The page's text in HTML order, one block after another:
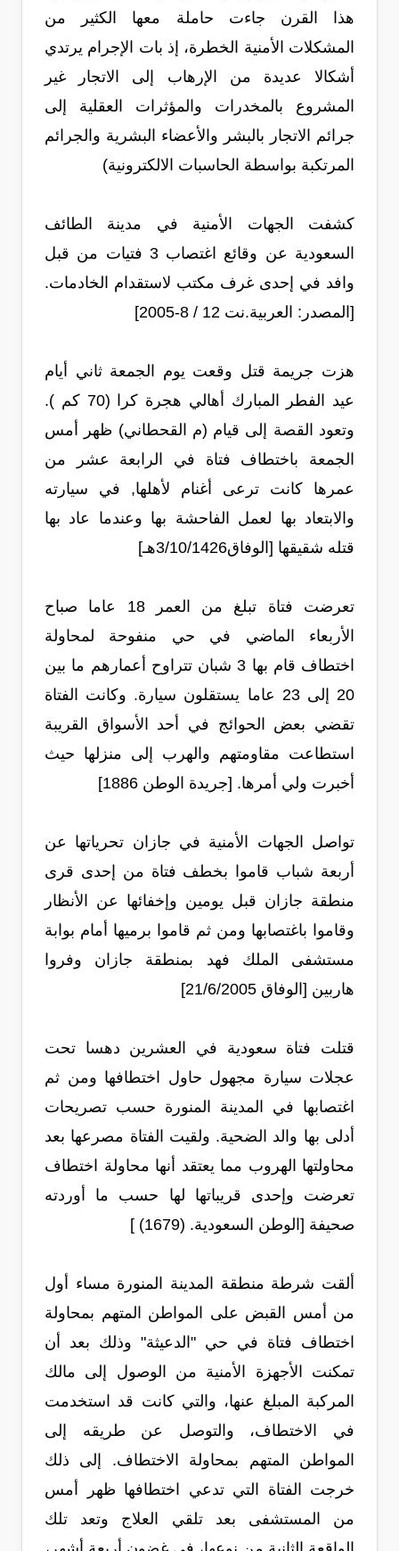
هذا القرن جاءت حاملة معها الكثير من
المشكلات الأمنية الخطرة، إذ بات الإجرام يرتدي
أشكالا عديدة من الإرهاب إلى الاتجار غير
المشروع بالمخدرات والمؤثرات العقلية إلى
جرائم الاتجار بالبشر والأعضاء البشرية والجرائم
المرتكبة بواسطة الحاسبات الالكترونية)
كشفت الجهات الأمنية في مدينة الطائف
السعودية عن وقائع اغتصاب 3 فتيات من قبل
وافد في إحدى غرف مكتب لاستقدام الخادمات.
[المصدر: العربية.نت 12 / 8-2005]
هزت جريمة قتل وقعت يوم الجمعة ثاني أيام
عيد الفطر المبارك أهالي هجرة كرا (70 كم ).
وتعود القصة إلى قيام (م القحطاني) ظهر أمس
الجمعة باختطاف فتاة في الرابعة عشر من
عمرها كانت ترعى أغنام لأهلها, في سيارته
والابتعاد بها لعمل الفاحشة بها وعندما عاد بها
قتله شقيقها [الوفاق3/10/1426هـ]
تعرضت فتاة تبلغ من العمر 18 عاما صباح
الأربعاء الماضي في حي منفوحة لمحاولة
اختطاف قام بها 3 شبان تتراوح أعمارهم ما بين
20 إلى 23 عاما يستقلون سيارة. وكانت الفتاة
تقضي بعض الحوائج في أحد الأسواق القريبة
استطاعت مقاومتهم والهرب إلى منزلها حيث
أخبرت ولي أمرها. [جريدة الوطن 1886]
تواصل الجهات الأمنية في جازان تحرياتها عن
أربعة شباب قاموا بخطف فتاة من إحدى قرى
منطقة جازان قبل يومين وإخفائها عن الأنظار
وقاموا باغتصابها ومن ثم قاموا برميها أمام بوابة
مستشفى الملك فهد بمنطقة جازان وفروا
هاربين [الوفاق 21/6/2005]
قتلت فتاة سعودية في العشرين دهسا تحت
عجلات سيارة مجهول حاول اختطافها ومن ثم
اغتصابها في المدينة المنورة حسب تصريحات
أدلى بها والد الضحية. ولقيت الفتاة مصرعها بعد
محاولتها الهروب مما يعتقد أنها محاولة اختطاف
تعرضت وإحدى قريباتها لها حسب ما أوردته
صحيفة [الوطن السعودية. (1679) ]
ألقت شرطة منطقة المدينة المنورة مساء أول
من أمس القبض على المواطن المتهم بمحاولة
اختطاف فتاة في حي "الدعيثة" وذلك بعد أن
تمكنت الأجهزة الأمنية من الوصول إلى مالك
المركبة المبلغ عنها، والتي كانت قد استخدمت
في الاختطاف، والتوصل عن طريقه إلى
المواطن المتهم بمحاولة الاختطاف. إلى ذلك
خرجت الفتاة التي تدعي اختطافها ظهر أمس
من المستشفى بعد تلقي العلاج وتعد تلك